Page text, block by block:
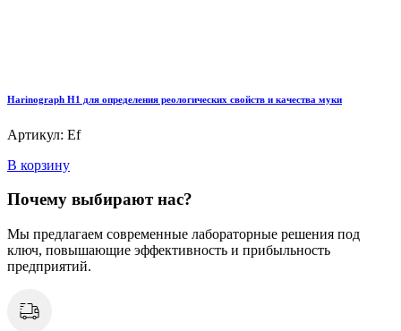
Harinograph Н1 для определения реологических свойств и качества муки
Артикул: Ef
В корзину
Почему выбирают нас?
Мы предлагаем современные лабораторные решения под
ключ, повышающие эффективность и прибыльность
предприятий.